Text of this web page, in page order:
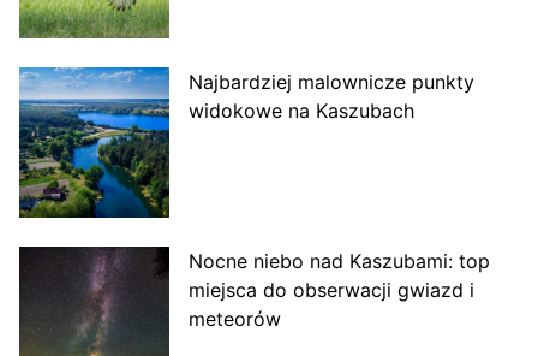
Najbardziej malownicze punkty
widokowe na Kaszubach
Nocne niebo nad Kaszubami: top
miejsca do obserwacji gwiazd i
meteorów